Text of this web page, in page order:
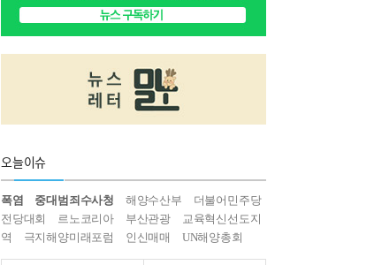
오늘이슈
폭염 중대범죄수사청 해양수산부
더불어민주당
전당대회
르노코리아 부산관광
교육혁신선도지
역
극지해양미래포럼 인신매매 UN해양총회